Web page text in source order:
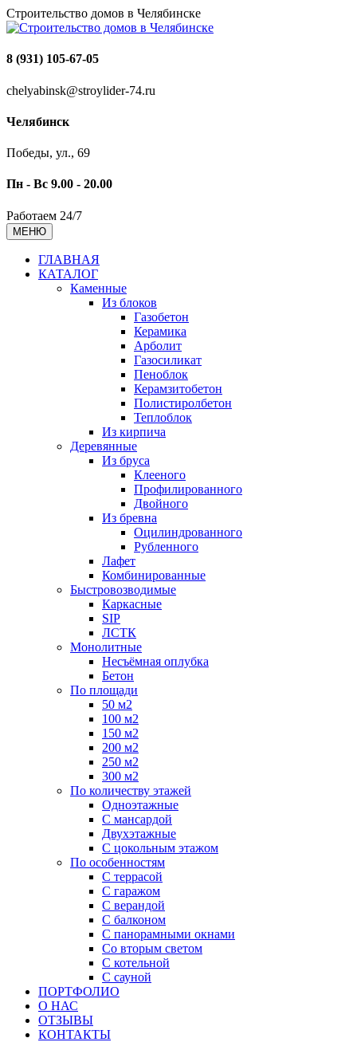
Строительство домов в Челябинске
8 (931) 105-67-05
chelyabinsk@stroylider-74.ru
Челябинск
Победы, ул., 69
Пн - Вс 9.00 - 20.00
Работаем 24/7
МЕНЮ
ГЛАВНАЯ
КАТАЛОГ
Каменные
Из блоков
Газобетон
Керамика
Арболит
Газосиликат
Пеноблок
Керамзитобетон
Полистиролбетон
Теплоблок
Из кирпича
Деревянные
Из бруса
Клееного
Профилированного
Двойного
Из бревна
Оцилиндрованного
Рубленного
Лафет
Комбинированные
Быстровозводимые
Каркасные
SIP
ЛСТК
Монолитные
Несъёмная оплубка
Бетон
По площади
50 м2
100 м2
150 м2
200 м2
250 м2
300 м2
По количеству этажей
Одноэтажные
С мансардой
Двухэтажные
С цокольным этажом
По особенностям
С террасой
С гаражом
С верандой
С балконом
С панорамными окнами
Со вторым светом
С котельной
С сауной
ПОРТФОЛИО
О НАС
ОТЗЫВЫ
КОНТАКТЫ